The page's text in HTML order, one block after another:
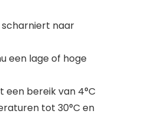
scharniert naar
een lage of hoge
bereik van 4°C
tot 30°C en